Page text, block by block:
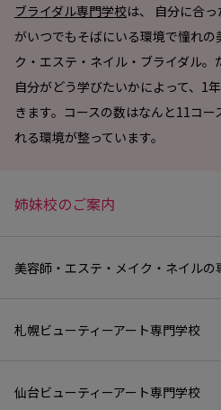
ブライダル専門学校は、 自分に合
がいつでもそばにいる環境で憧れ
ク・エステ・ネイル・ブライダル。
自分がどう学びたいかによって、1
きます。コースの数はなんと11コ
れる環境が整っています。
姉妹校のご案内
美容師・エステ・メイク・ネイルの
札幌ビューティーアート専門学校
仙台ビューティーアート専門学校